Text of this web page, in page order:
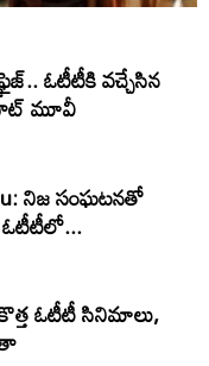
ఓటీటీకి వ‌చ్చేసిన
మూవీ
నిజ సంఘటనతో
ఓటీటీ సినిమాలు,